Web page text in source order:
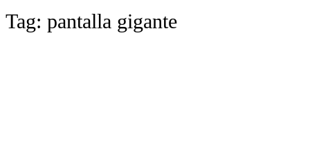
Tag: pantalla gigante